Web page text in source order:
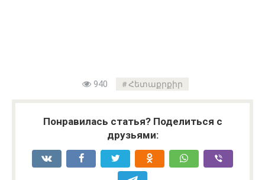
940 Հետաքրքիր
Понравилась статья? Поделиться с
друзьями: